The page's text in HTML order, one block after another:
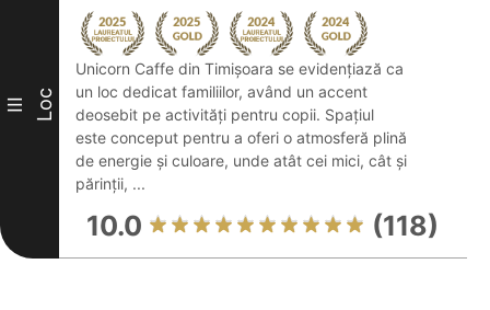
III Loc
Unicorn Caffe din Timișoara se evidențiază ca
un loc dedicat familiilor, având un accent
deosebit pe activități pentru copii. Spațiul
este conceput pentru a oferi o atmosferă plină
de energie și culoare, unde atât cei mici, cât și
părinții, ...
10.0 (118)